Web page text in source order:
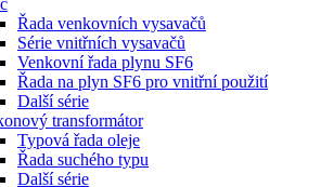
Řada venkovních vysavačů
Série vnitřních vysavačů
Venkovní řada plynu SF6
Řada na plyn SF6 pro vnitřní použití
Další série
transformátor
Typová řada oleje
Řada suchého typu
Další série